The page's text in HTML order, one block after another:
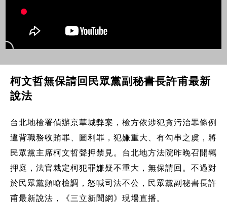
柯文哲無保請回民眾黨副秘書長許甫最新
說法
台北地檢署偵辦京華城弊案，檢方依涉犯貪污治罪條例
違背職務收賄罪、圖利罪，犯嫌重大、有勾串之虞，將
民眾黨主席柯文哲聲押禁見。台北地方法院昨晚召開羈
押庭，法官裁定柯犯罪嫌疑不重大，無保請回。不過對
於民眾黨頻嗆檢調，怒喊司法不公，民眾黨副秘書長許
甫最新說法，《三立新聞網》現場直播。